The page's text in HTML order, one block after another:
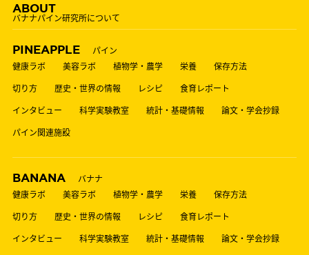
ABOUT
バナナパイン研究所について
PINEAPPLE
パイン
健康ラボ
美容ラボ 植物学・農学 栄養
保存方法
切り方
歴史・世界の情報 レシピ
食育レポート
インタビュー
科学実験教室 統計・基礎情報
論文・学会抄録
パイン関連施設
BANANA
バナナ
健康ラボ
美容ラボ 植物学・農学 栄養
保存方法
切り方
歴史・世界の情報 レシピ
食育レポート
インタビュー
科学実験教室 統計・基礎情報
論文・学会抄録